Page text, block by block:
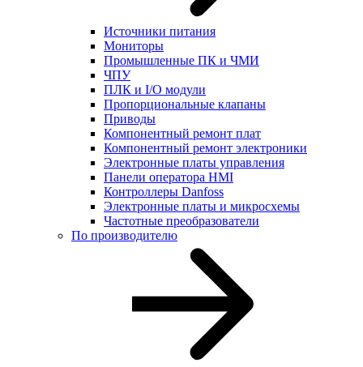
Источники питания
Мониторы
Промышленные ПК и ЧМИ
ЧПУ
ПЛК и I/O модули
Пропорциональные клапаны
Приводы
Компонентный ремонт плат
Компонентный ремонт электроники
Электронные платы управления
Панели оператора HMI
Контроллеры Danfoss
Электронные платы и микросхемы
Частотные преобразователи
По производителю